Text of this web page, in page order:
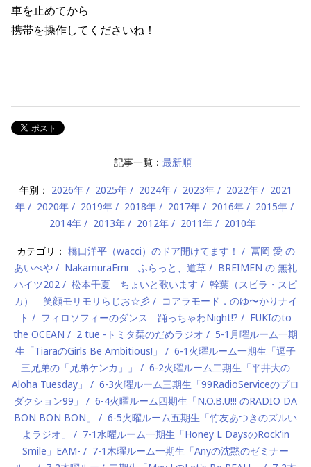
車を止めてから
携帯を操作してくださいね！
記事一覧： 最新順
年別： 2026年 2025年 2024年 2023年 2022年
2021
年
2020年 2019年 2018年 2017年 2016年
2015年
2014年
2013年 2012年 2011年 2010年
カテゴリ： 橋口洋平（wacci）のドア開けてます！
冨岡 愛 の
あいべや
NakamuraEmi ふらっと、道草
BREIMEN の 無礼
ハイツ202
松本千夏 ちょいと歌います
幹葉（スピラ・スピ
カ） 笑顔モリモリらじお☆彡
コアラモード．のゆ〜かりナイ
ト
フィロソフィーのダンス 踊っちゃわNight!?
FUKIのto
the OCEAN
2 tue -トミタ栞のだめラジオ
5-1月曜ルーム一期
生「TiaraのGirls Be Ambitious!」
6-1火曜ルーム一期生「逗子
三兄弟の「兄弟ケンカ」」
6-2火曜ルーム二期生「平井大の
Aloha Tuesday」
6-3火曜ルーム三期生「99RadioServiceのプロ
ダクション99」
6-4火曜ルーム四期生「N.O.B.U!!! のRADIO DA
BON BON BON」
6-5火曜ルーム五期生「竹友あつきのズルい
よラジオ」
7-1水曜ルーム一期生「Honey L DaysのRock'in
Smile」EAM-
7-1木曜ルーム一期生「Anyの沈黙のゼミナー